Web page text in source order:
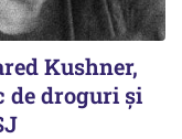
Kushner,
de droguri și